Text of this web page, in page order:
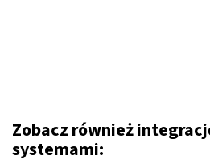
Zobacz również
systemami: